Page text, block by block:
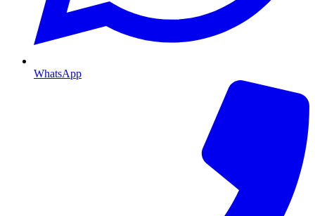
WhatsApp